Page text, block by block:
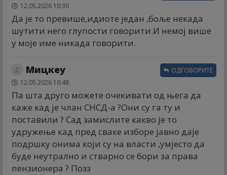
12.05.2026 10:30
Да је то превише,идиоте један ,боље некада
шутити него глупости говорити.И немој више
у моје име никада говорити.
Мицкеy
12.05.2026 10:48
Па шта друго можете очекивати од њега да
каже кад је члан СНСД-а ?Они су га ту и
поставили ? Сад замислите какво је то
удружење кад пред сваке изборе јавно даје
подршку онима који су на власти ,умјесто да
буде неутрално и стварно се бори за права
пензионера ? Позз
ОДГОВОРИТЕ